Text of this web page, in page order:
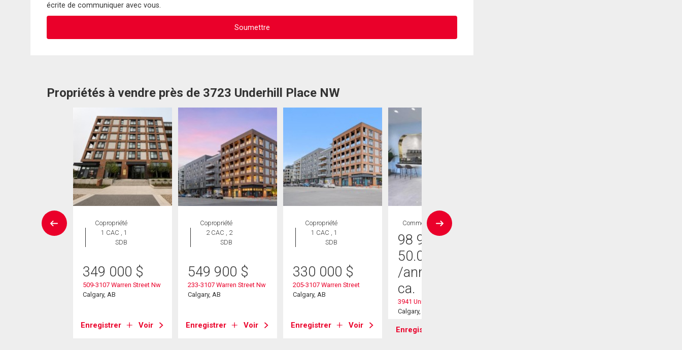
écrite de communiquer avec vous.
Propriétés à vendre près de 3723 Underhill Place NW
Copropriété
1 CAC , 1
SDB
349 000 $
509-3107 Warren Street Nw
Calgary, AB
Enregistrer Voir
Copropriété
2 CAC , 2
SDB
549 900 $
233-3107 Warren Street Nw
Calgary, AB
Enregistrer Voir
Copropriété
1 CAC , 1
SDB
330 000 $
205-3107 Warren Street
Calgary, AB
Enregistrer Voir
Commercial
98 900$
50.00
/année
ca.
3941 University Avenue Nw
Calgary, AB
Enregistrer